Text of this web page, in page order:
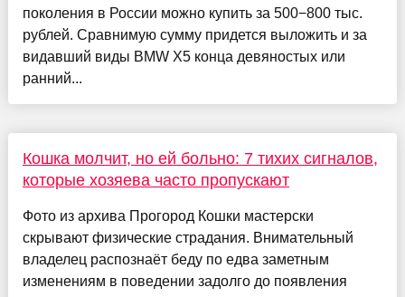
поколения в России можно купить за 500−800 тыс.
рублей. Сравнимую сумму придется выложить и за
видавший виды BMW X5 конца девяностых или
ранний...
Кошка молчит, но ей больно: 7 тихих сигналов,
которые хозяева часто пропускают
Фото из архива Прогород Кошки мастерски
скрывают физические страдания. Внимательный
владелец распознаёт беду по едва заметным
изменениям в поведении задолго до появления